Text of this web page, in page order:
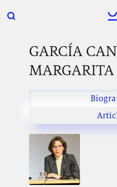
GARCÍA
MARGARITA